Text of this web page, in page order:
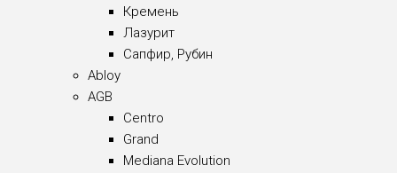
Кремень
Лазурит
Сапфир, Рубин
Abloy
AGB
Centro
Grand
Mediana Evolution